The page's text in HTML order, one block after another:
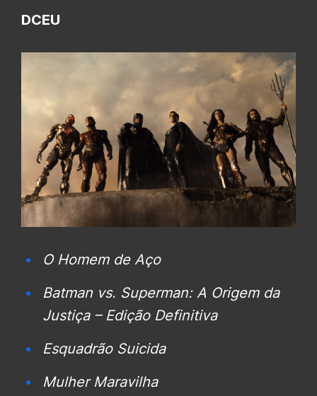
DCEU
O Homem de Aço
Batman vs. Superman: A Origem da
Justiça – Edição Definitiva
Esquadrão Suicida
Mulher Maravilha